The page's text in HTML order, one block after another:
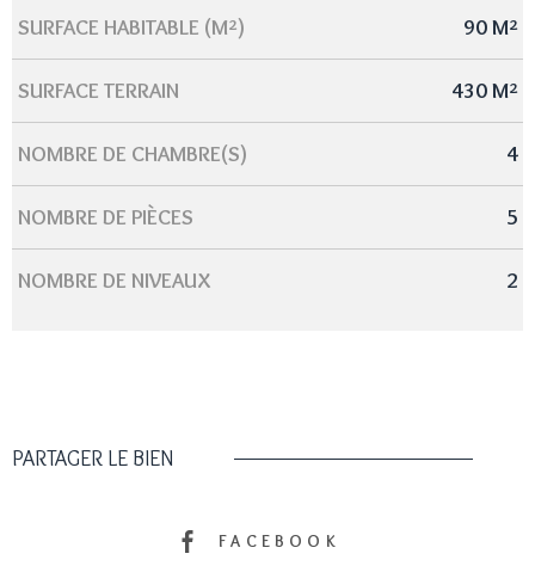
SURFACE HABITABLE (M²) 90 M²
SURFACE TERRAIN 430 M²
NOMBRE DE CHAMBRE(S) 4
NOMBRE DE PIÈCES 5
NOMBRE DE NIVEAUX 2
PARTAGER LE BIEN
FACEBOOK